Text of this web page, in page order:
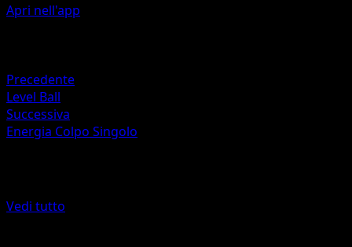
Apri nell'app
Precedente
Level Ball
Successiva
Energia Colpo Singolo
Vedi tutto